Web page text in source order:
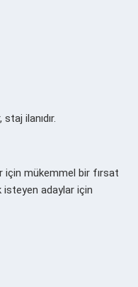
ilanıdır.
için mükemmel bir fırsat
isteyen adaylar için